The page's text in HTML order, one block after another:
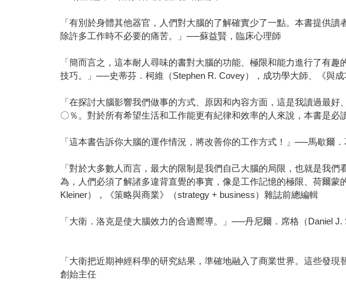
「有別於身體其他器官，人們對大腦的了解確實少了一點。本書提供
除許多工作時不必要的痛苦。」──蘇益賢，臨床心理師
「簡而言之，這本耐人尋味的書對大腦的功能、極限和能力進行了有
技巧。」──史蒂芬．柯維（Stephen R. Covey），成功學大師、《與
「在探討大腦影響我們做事的方式、原因和內容方面，這是我讀過最
〇％。對於所有希望生活和工作能更有紀律和效率的人來說，本書是
「這本書告訴你大腦的運作情況，將改善你的工作方式！」──馬歇爾
「對於大多數人而言，最大的限制是我們自己大腦的局限，也就是我
為，人們必須了解諸多違背直覺的事實，像是工作記憶的極限、荷爾
Kleiner），《策略與商業》（strategy + business）雜誌前總編輯
「大衛．洛克是使大腦效力的合適嚮導。」──丹尼爾．席格（Daniel
「大衛把近期神經科學的研究結果，準確地融入了商業世界。這些發
創始主任